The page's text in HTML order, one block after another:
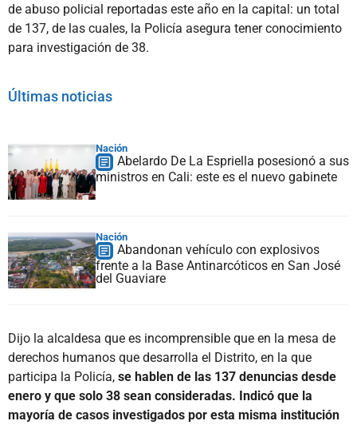
de abuso policial reportadas este año en la capital: un total
de 137, de las cuales, la Policía asegura tener conocimiento
para investigación de 38.
Últimas noticias
Nación
Abelardo De La Espriella posesionó a sus
ministros en Cali: este es el nuevo gabinete
Nación
Abandonan vehículo con explosivos
frente a la Base Antinarcóticos en San José
del Guaviare
Dijo la alcaldesa que es incomprensible que en la mesa de
derechos humanos que desarrolla el Distrito, en la que
participa la Policía, se hablen de las 137 denuncias desde
enero y que solo 38 sean consideradas. Indicó que la
mayoría de casos investigados por esta misma institución